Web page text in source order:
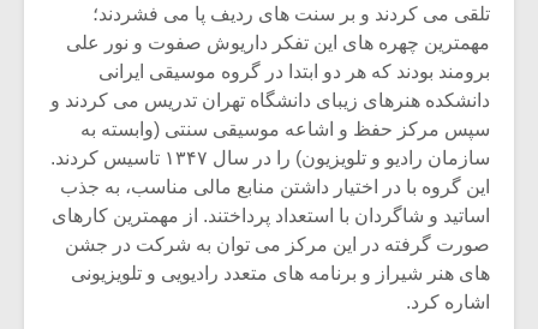
تلقی می کردند و بر سنت های ردیف پا می فشردند؛
مهمترین چهره های این تفکر داریوش صفوت و نور علی
برومند بودند که هر دو ابتدا در گروه موسیقی ایرانی
دانشکده هنرهای زیبای دانشگاه تهران تدریس می کردند و
سپس مرکز حفظ و اشاعه موسیقی سنتی (وابسته به
سازمان رادیو و تلویزیون) را در سال ۱۳۴۷ تاسیس کردند.
این گروه با در اختیار داشتن منابع مالی مناسب، به جذب
اساتید و شاگردان با استعداد پرداختند. از مهمترین کارهای
صورت گرفته در این مرکز می توان به شرکت در جشن
های هنر شیراز و برنامه های متعدد رادیویی و تلویزیونی
اشاره کرد.